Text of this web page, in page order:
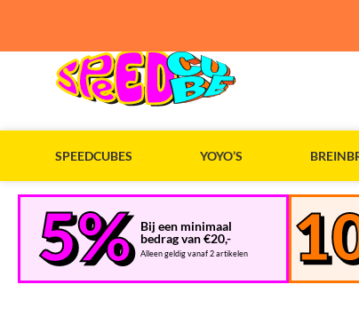
SPEEDCUBES YOYO’S
Bij een minimaal
bedrag van €20,-
Alleen geldig vanaf 2 artikelen